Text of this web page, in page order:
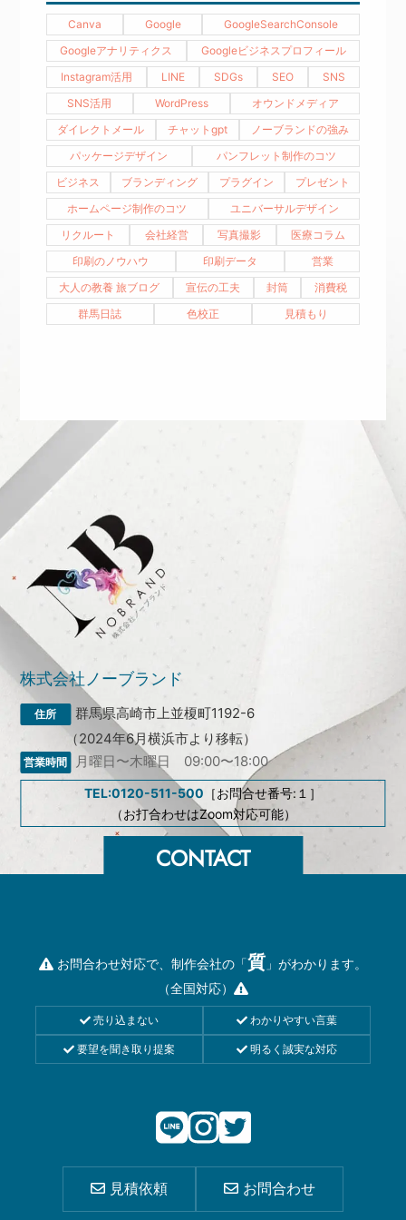
Canva Google
GoogleSearchConsole
Googleアナリティクス
Googleビジネスプロフィール
Instagram活用
LINE SDGs SEO
SNS
SNS活用
WordPress
オウンドメディア
ダイレクトメール
チャットgpt
ノーブランドの強み
パッケージデザイン
パンフレット制作のコツ
ビジネス
ブランディング プラグイン
プレゼント
ホームページ制作のコツ
ユニバーサルデザイン
リクルート
会社経営 写真撮影
医療コラム
印刷のノウハウ
印刷データ
営業
大人の教養 旅ブログ
宣伝の工夫 封筒
消費税
群馬日誌
色校正 見積もり
株式会社ノーブランド
群馬県高崎市上並榎町1192-6
（2024年6月横浜市より移転）
月曜日〜木曜日 09:00〜18:00
TEL:0120-511-500 ［お問合せ番号:１］
（お打合わせはZoom対応可能）
お問合わせ対応で、制作会社の「質 」がわかります。
（全国対応）
売り込まない わかりやすい言葉
要望を聞き取り提案 明るく誠実な対応
見積依頼 お問合わせ